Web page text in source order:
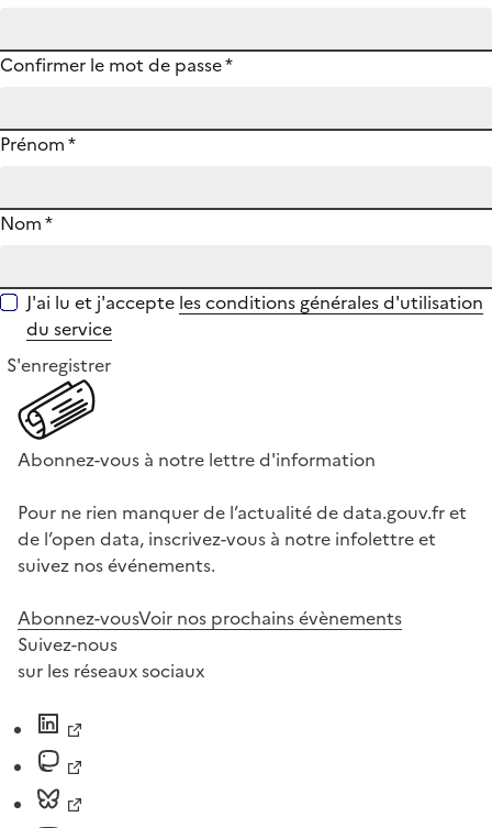
Confirmer le mot de passe*
Prénom*
Nom*
J'ai lu et j'accepte les conditions générales d'utilisation
du service
S'enregistrer
Abonnez-vous à notre lettre d'information
Pour ne rien manquer de l’actualité de data.gouv.fr et
de l’open data, inscrivez-vous à notre infolettre et
suivez nos événements.
Abonnez-vousVoir nos prochains évènements
Suivez-nous
sur les réseaux sociaux